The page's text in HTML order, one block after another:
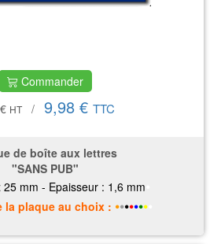
Commander
HT / 9,98 € TTC
de boîte aux lettres
"SANS PUB"
25 mm - Epaisseur : 1,6 mm
la plaqueau choix : •••••••